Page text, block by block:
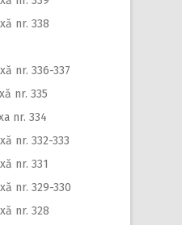
nr. 338
nr. 336-337
nr. 335
nr. 334
nr. 332-333
nr. 331
nr. 329-330
nr. 328